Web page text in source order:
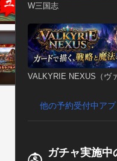
W三国志
VALKYRIE NEXUS（ヴ
他の予約受付中ア
ガチャ実施中